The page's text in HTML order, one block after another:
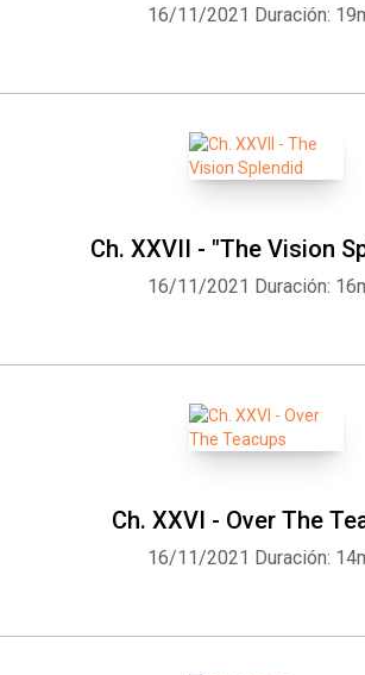
16/11/2021 Duración:
Ch. XXVII - "The Vision
16/11/2021 Duración:
Ch. XXVI - Over The
16/11/2021 Duración: